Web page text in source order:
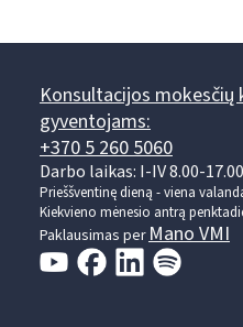
Konsultacijos mokesčių
gyventojams:
+370 5 260 5060
Darbo laikas: I-IV 8.00-
Prieššventinę dieną - viena
Kiekvieno mėnesio antrą
Paklausimas perMano VMI